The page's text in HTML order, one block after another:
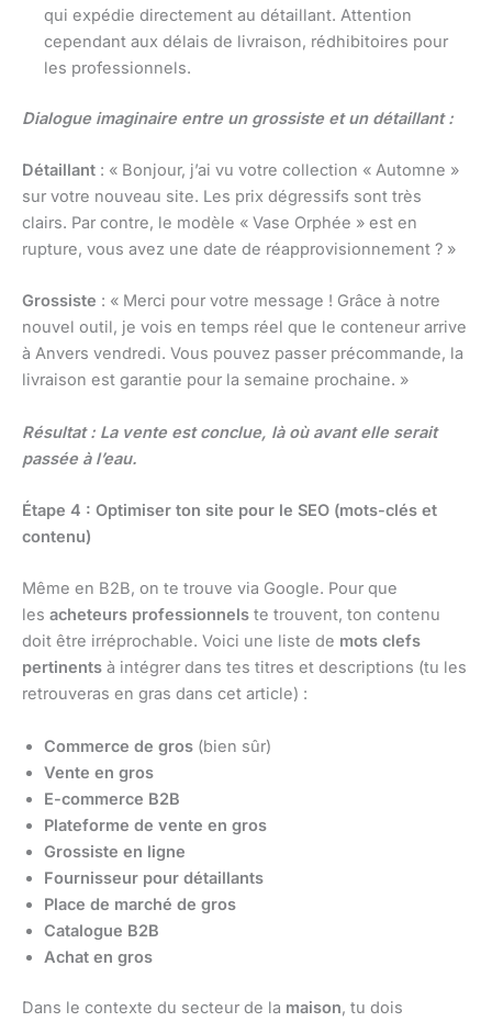
qui expédie directement au détaillant. Attention
cependant aux délais de livraison, rédhibitoires pour
les professionnels.
Dialogue imaginaire entre un grossiste et un détaillant :
Détaillant : « Bonjour, j’ai vu votre collection « Automne »
sur votre nouveau site. Les prix dégressifs sont très
clairs. Par contre, le modèle « Vase Orphée » est en
rupture, vous avez une date de réapprovisionnement ? »
Grossiste : « Merci pour votre message ! Grâce à notre
nouvel outil, je vois en temps réel que le conteneur arrive
à Anvers vendredi. Vous pouvez passer précommande, la
livraison est garantie pour la semaine prochaine. »
Résultat : La vente est conclue, là où avant elle serait
passée à l’eau.
Étape 4 : Optimiser ton site pour le SEO (mots-clés et
contenu)
Même en B2B, on te trouve via Google. Pour que
les acheteurs professionnels te trouvent, ton contenu
doit être irréprochable. Voici une liste de mots clefs
pertinents à intégrer dans tes titres et descriptions (tu les
retrouveras en gras dans cet article) :
Commerce de gros (bien sûr)
Vente en gros
E-commerce B2B
Plateforme de vente en gros
Grossiste en ligne
Fournisseur pour détaillants
Place de marché de gros
Catalogue B2B
Achat en gros
Dans le contexte du secteur de la maison, tu dois